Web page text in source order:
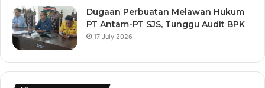
Dugaan Perbuatan Melawan Hukum
PT Antam-PT SJS, Tunggu Audit BPK
17 July 2026